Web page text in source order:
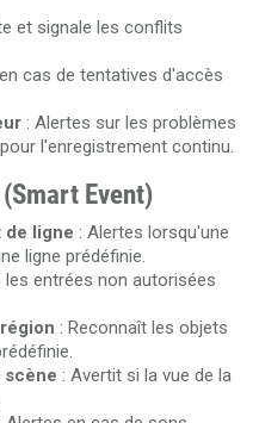
et signale les conflits
cas de tentatives d'accès
: Alertes sur les problèmes
l'enregistrement continu.
Event)
de ligne : Alertes lorsqu'une
ligne prédéfinie.
les entrées non autorisées
: Reconnaît les objets
scène : Avertit si la vue de la